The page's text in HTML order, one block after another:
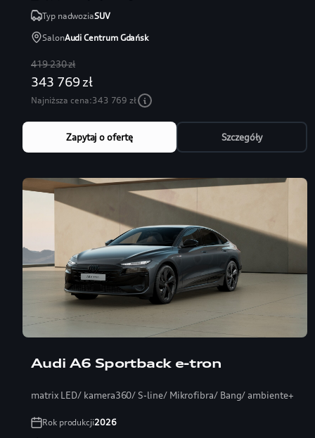
Typ nadwoziaSUV
SalonAudi Centrum Gdańsk
419 230 zł
343 769 zł
Najniższa cena:343 769 zł
Zapytaj o ofertę Szczegóły
Audi A6 Sportback e-tron
matrix LED/ kamera360/ S-line/ Mikrofibra/ Bang/ ambiente+
Rok produkcji2026